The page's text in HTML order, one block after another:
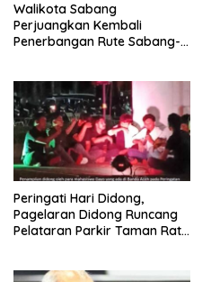
Walikota Sabang
Perjuangkan Kembali
Penerbangan Rute Sabang-
Peringati Hari Didong,
Pagelaran Didong Runcang
Pelataran Parkir Taman Ratu